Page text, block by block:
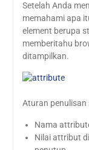
Setelah Anda
memahami apa
element berupa
memberitahu
ditampilkan.
Aturan
Nama
Nilai attribut